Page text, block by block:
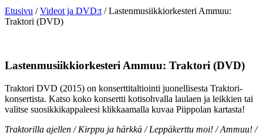
Etusivu /Videot ja DVD:t / Lastenmusiikkiorkesteri Ammuu:
Traktori (DVD)
Lastenmusiikkiorkesteri Ammuu: Traktori (DVD)
Traktori DVD (2015) on konserttitaltiointi juonellisesta Traktori-
konsertista. Katso koko konsertti kotisohvalla laulaen ja leikkien tai
valitse suosikkikappaleesi klikkaamalla kuvaa Piippolan kartasta!
Traktorilla ajellen / Kirppu ja härkkä / Leppäkerttu moi! / Ammuu! /